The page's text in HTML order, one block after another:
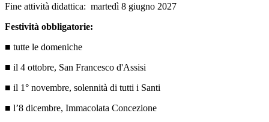
Fine attività didattica: martedì 8 giugno 2027
Festività obbligatorie:
■ tutte le domeniche
■ il 4 ottobre, San Francesco d'Assisi
■ il 1° novembre, solennità di tutti i Santi
■ l’8 dicembre, Immacolata Concezione